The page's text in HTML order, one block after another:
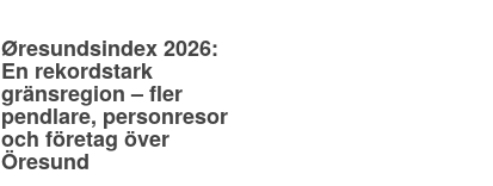
Øresundsindex 2026:
En rekordstark
gränsregion – fler
pendlare, personresor
och företag över
Öresund